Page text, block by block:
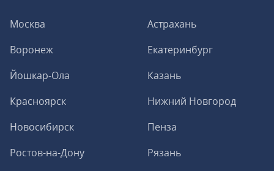
Москва
Астрахань
Воронеж
Екатеринбург
Йошкар-Ола
Казань
Красноярск
Нижний Новгород
Новосибирск
Пенза
Ростов-на-Дону
Рязань